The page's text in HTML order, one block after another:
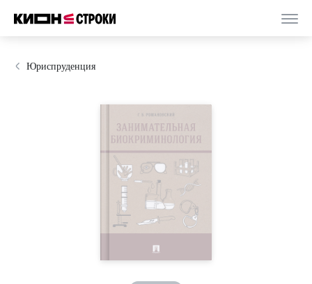
Юриспруденция